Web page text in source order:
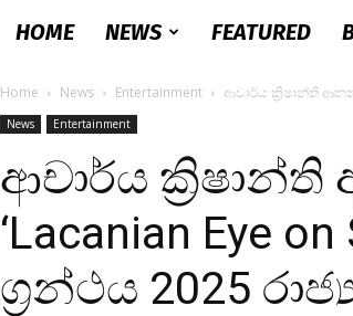
HOME NEWS FEATURED
Home News Entertainment ආචාර්ය ක්‍රිෂාන්ති
News Entertainment
ආචාර්ය
‘Lacanian Eye
ග්‍රන්ථය 2025